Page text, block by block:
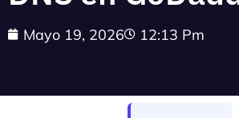
Mayo 19, 2026 12:13 Pm